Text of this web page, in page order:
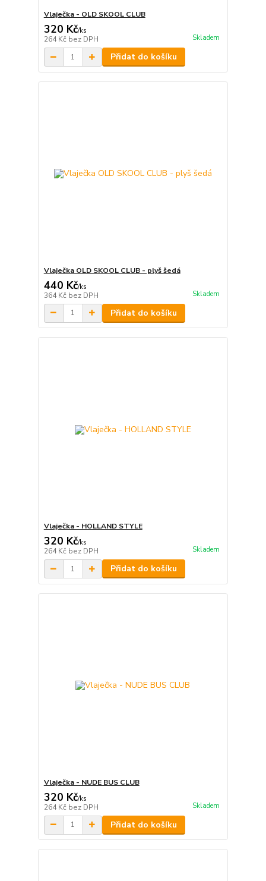
Vlaječka - OLD SKOOL CLUB
320 Kč/ks
264 Kč bez DPH Skladem
Přidat do košíku
Vlaječka OLD SKOOL CLUB - plyš šedá
440 Kč/ks
364 Kč bez DPH Skladem
Přidat do košíku
Vlaječka - HOLLAND STYLE
320 Kč/ks
264 Kč bez DPH Skladem
Přidat do košíku
Vlaječka - NUDE BUS CLUB
320 Kč/ks
264 Kč bez DPH Skladem
Přidat do košíku